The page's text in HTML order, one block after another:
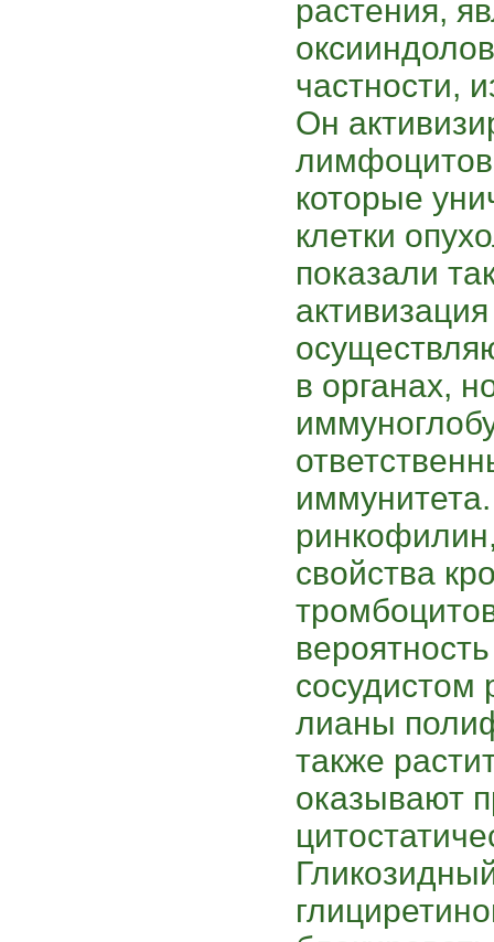
растения,
частности,
Он
которые
клетки
показали
в органах,
свойства
сосудистом
лианы
также
оказывают